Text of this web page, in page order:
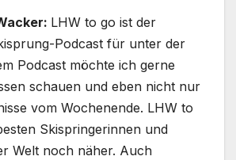
LHW to go ist der
Podcast für unter der
Podcast möchte ich gerne
schauen und eben nicht nur
vom Wochenende. LHW to
Skispringerinnen und
Welt noch näher. Auch